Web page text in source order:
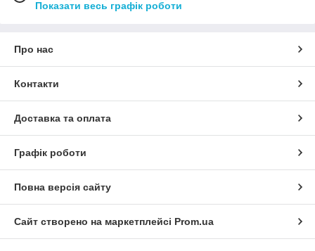
Показати весь графік роботи
Про нас
Контакти
Доставка та оплата
Графік роботи
Повна версія сайту
Сайт створено на маркетплейсі Prom.ua